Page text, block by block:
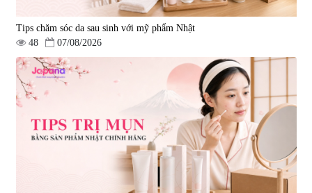
Tips chăm sóc da sau sinh với mỹ phẩm Nhật
48
07/08/2026